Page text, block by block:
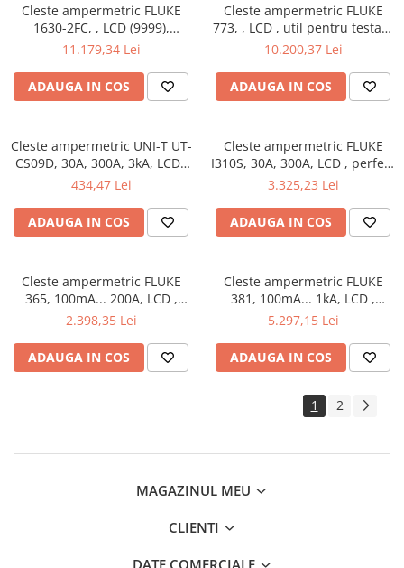
Cleste ampermetric FLUKE
1630-2FC, , LCD (9999),
esențial pentru siguranța
11.179,34 Lei
ADAUGA IN COS
Cleste ampermetric FLUKE
773, , LCD , util pentru testare
avansată
10.200,37 Lei
ADAUGA IN COS
Cleste ampermetric UNI-T UT-
CS09D, 30A, 300A, 3kA, LCD ,
ideal pentru testarea
434,47 Lei
ADAUGA IN COS
Cleste ampermetric FLUKE
I310S, 30A, 300A, LCD , perfect
pentru depanare rapidă
3.325,23 Lei
ADAUGA IN COS
Cleste ampermetric FLUKE
365, 100mA... 200A, LCD ,
măsurare in suguranta în
2.398,35 Lei
ADAUGA IN COS
Cleste ampermetric FLUKE
381, 100mA... 1kA, LCD ,
analiză precisă a variațiilor de
5.297,15 Lei
ADAUGA IN COS
1 2
MAGAZINUL MEU
CLIENTI
DATE COMERCIALE